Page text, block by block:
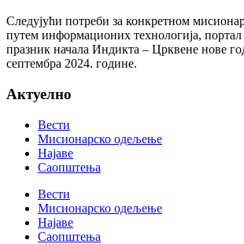
Следујући потреби за конкретном
путем информационих технологија, портал
празник начала Индикта – Црквене нове
септембра 2024. године.
Актуелно
Вести
Мисионарско одељење
Најаве
Саопштења
Вести
Мисионарско одељење
Најаве
Саопштења